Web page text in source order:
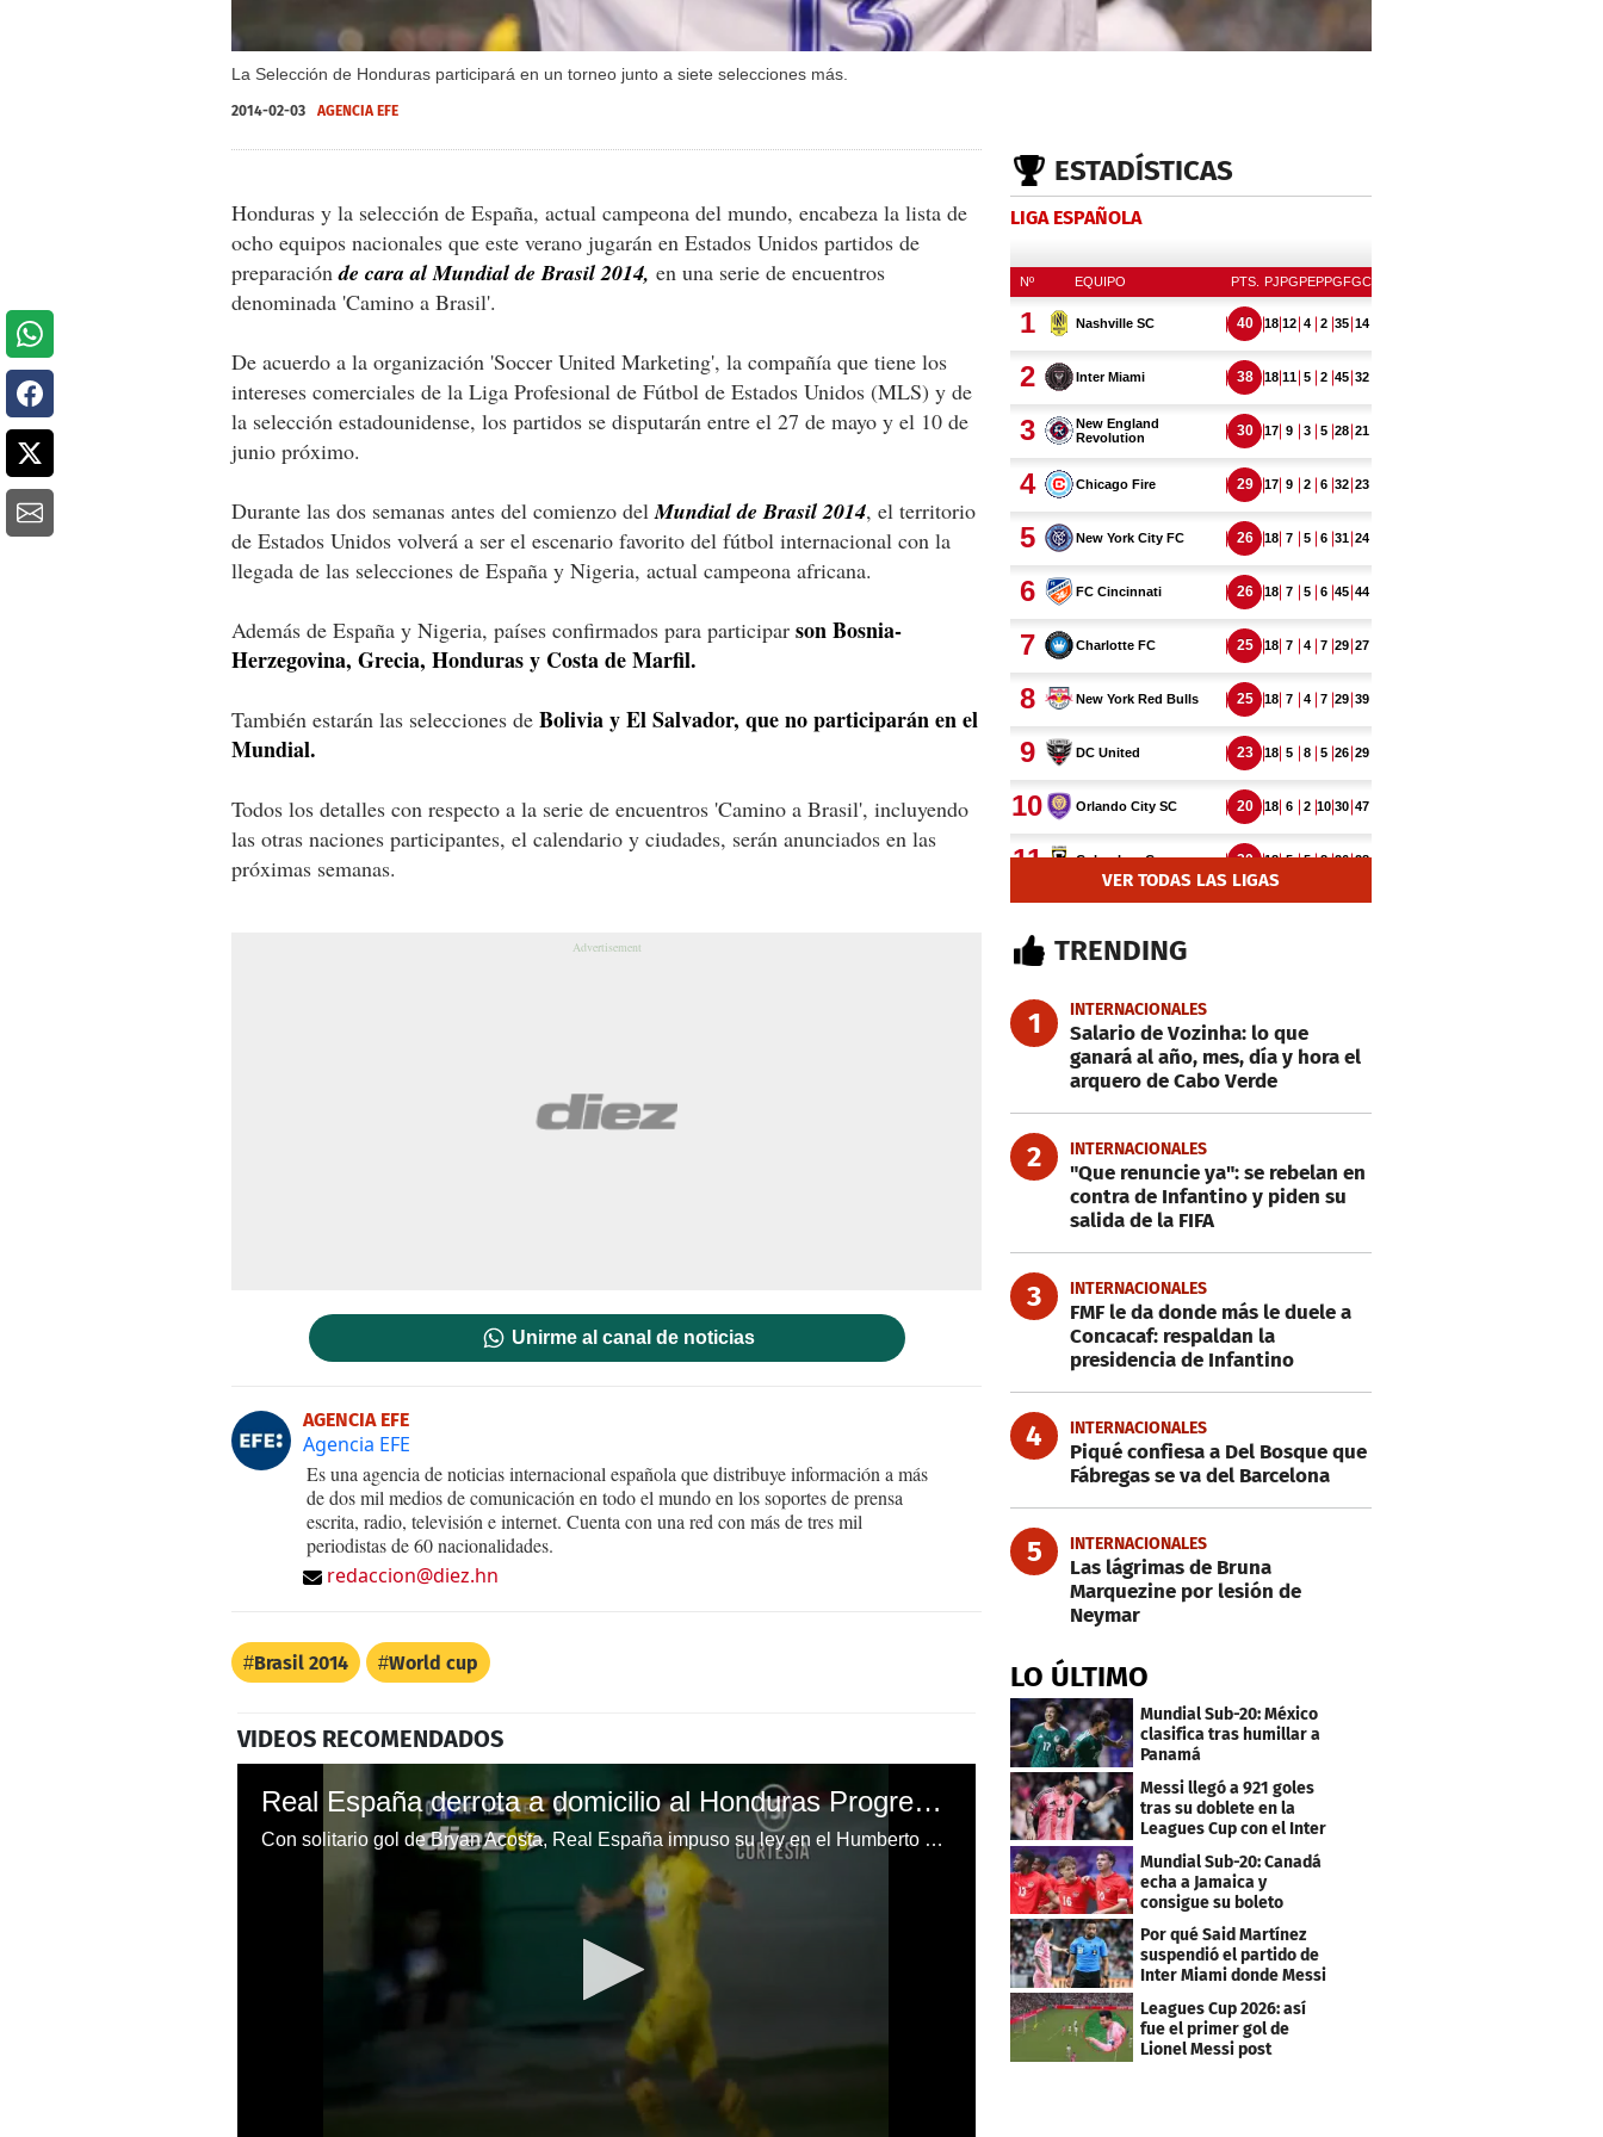
La Selección de Honduras participará en un torneo junto a siete selecciones más.
2014-02-03 AGENCIA EFE
Honduras y la selección de España, actual campeona del mundo, encabeza la lista de
ocho equipos nacionales que este verano jugarán en Estados Unidos partidos de
preparaciónde cara al Mundial de Brasil 2014, en una serie de encuentros
denominada 'Camino a Brasil'.
De acuerdo a la organización 'Soccer United Marketing', la compañía que tiene los
intereses comerciales de la Liga Profesional de Fútbol de Estados Unidos (MLS) y de
la selección estadounidense, los partidos se disputarán entre el 27 de mayo y el 10 de
junio próximo.
Durante las dos semanas antes del comienzo delMundial de Brasil 2014, el territorio
de Estados Unidos volverá a ser el escenario favorito del fútbol internacional con la
llegada de las selecciones de España y Nigeria, actual campeona africana.
Además de España y Nigeria, países confirmados para participar son Bosnia-
Herzegovina, Grecia, Honduras y Costa de Marfil.
También estarán las selecciones de Bolivia y El Salvador, que no participarán en el
Mundial.
Todos los detalles con respecto a la serie de encuentros 'Camino a Brasil', incluyendo
las otras naciones participantes, el calendario y ciudades, serán anunciados en las
próximas semanas.
Unirme al canal de noticias
AGENCIA EFE
Agencia EFE
Es una agencia de noticias internacional española que distribuye información a más
de dos mil medios de comunicación en todo el mundo en los soportes de prensa
escrita, radio, televisión e internet. Cuenta con una red con más de tres mil
periodistas de 60 nacionalidades.
redaccion@diez.hn
Brasil 2014 World cup
VIDEOS RECOMENDADOS
Real España derrota a domicilio al Honduras Progreso y es líder
Con solitario gol de Bryan Acosta, Real España impuso su ley en el Humberto Micheletti y consiguió tres puntos ante el Honduras Progreso que lo colocan como líder absoluto del Clausura-2017 en el balompié hondureño
ESTADÍSTICAS
LIGA ESPAÑOLA
VER TODAS LAS LIGAS
TRENDING
1 INTERNACIONALES
Salario de Vozinha: lo que
ganará al año, mes, día y hora el
arquero de Cabo Verde
2 INTERNACIONALES
"Que renuncie ya": se rebelan en
contra de Infantino y piden su
salida de la FIFA
3 INTERNACIONALES
FMF le da donde más le duele a
Concacaf: respaldan la
presidencia de Infantino
4 INTERNACIONALES
Piqué confiesa a Del Bosque que
Fábregas se va del Barcelona
5 INTERNACIONALES
Las lágrimas de Bruna
Marquezine por lesión de
Neymar
LO ÚLTIMO
Mundial Sub-20: México
clasifica tras humillar a
Panamá
Messi llegó a 921 goles
tras su doblete en la
Leagues Cup con el Inter
Miami
Mundial Sub-20: Canadá
echa a Jamaica y
consigue su boleto
Por qué Said Martínez
suspendió el partido de
Inter Miami donde Messi
Leagues Cup 2026: así
fue el primer gol de
Lionel Messi post